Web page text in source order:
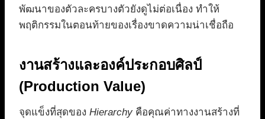
พัฒนาของตัวละครบางตัวยังดูไม่ต่อเนื่อง ทำให้
พฤติกรรมในตอนท้ายของเรื่องขาดความน่าเชื่อถือ
งานสร้างและองค์ประกอบศิลป์
(Production Value)
จุดแข็งที่สุดของ Hierarchy คือคุณค่าทางงานสร้างที่